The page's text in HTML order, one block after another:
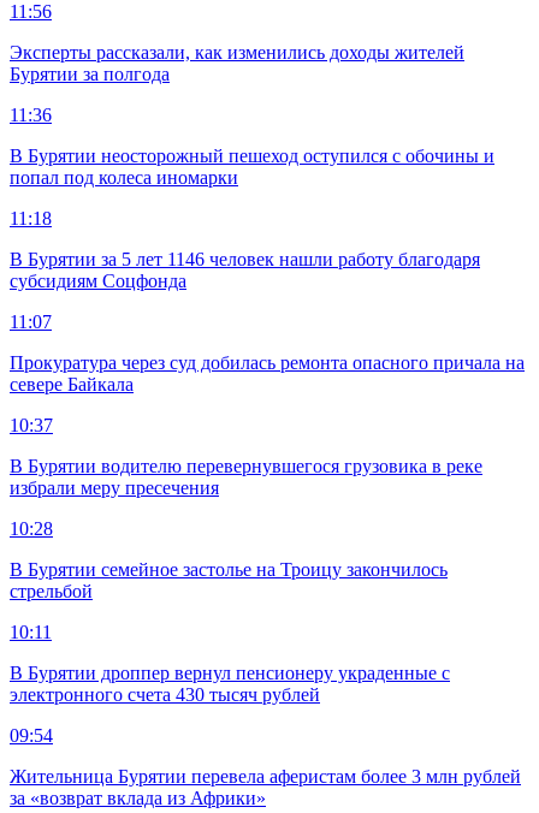
11:56
Эксперты рассказали, как изменились доходы жителей
Бурятии за полгода
11:36
В Бурятии неосторожный пешеход оступился с обочины и
попал под колеса иномарки
11:18
В Бурятии за 5 лет 1146 человек нашли работу благодаря
субсидиям Соцфонда
11:07
Прокуратура через суд добилась ремонта опасного причала на
севере Байкала
10:37
В Бурятии водителю перевернувшегося грузовика в реке
избрали меру пресечения
10:28
В Бурятии семейное застолье на Троицу закончилось
стрельбой
10:11
В Бурятии дроппер вернул пенсионеру украденные с
электронного счета 430 тысяч рублей
09:54
Жительница Бурятии перевела аферистам более 3 млн рублей
за «возврат вклада из Африки»